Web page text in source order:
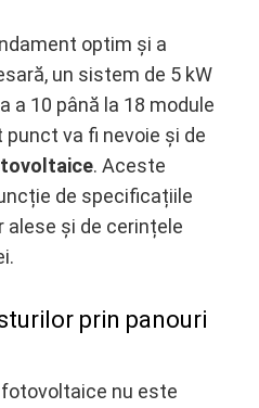
optim și a
un sistem de 5 kW
a 10 până la 18 module
va fi nevoie și de
. Aceste
de specificațiile
alese și de cerințele
prin panouri
nu este